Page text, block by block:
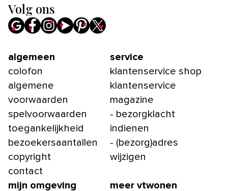
Volg ons
algemeen
colofon
algemene
voorwaarden
spelvoorwaarden
toegankelijkheid
bezoekersaantallen
copyright
contact
service
klantenservice shop
klantenservice
magazine
- bezorgklacht
indienen
- (bezorg)adres
wijzigen
mijn omgeving
meer vtwonen